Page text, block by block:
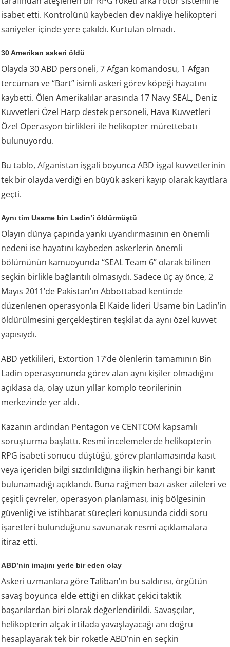
isabet etti. Kontrolünü kaybeden dev nakliye helikopteri
saniyeler içinde yere çakıldı. Kurtulan olmadı.
30 Amerikan askeri öldü
Olayda 30 ABD personeli, 7 Afgan komandosu, 1 Afgan
tercüman ve “Bart” isimli askeri görev köpeği hayatını
kaybetti. Ölen Amerikalılar arasında 17 Navy SEAL, Deniz
Kuvvetleri Özel Harp destek personeli, Hava Kuvvetleri
Özel Operasyon birlikleri ile helikopter mürettebatı
bulunuyordu.
Bu tablo,Afganistan işgali boyunca ABD işgal kuvvetlerinin
tek bir olayda verdiği en büyük askeri kayıp olarak kayıtlara
geçti.
Aynı tim Usame bin Ladin’i öldürmüştü
Olayın dünya çapında yankı uyandırmasının en önemli
nedeni ise hayatını kaybeden askerlerin önemli
bölümünün kamuoyunda “SEAL Team 6” olarak bilinen
seçkin birlikle bağlantılı olmasıydı. Sadece üç ay önce, 2
Mayıs 2011’de Pakistan’ın Abbottabad kentinde
düzenlenen operasyonla El Kaide lideri Usame bin Ladin’in
öldürülmesini gerçekleştiren teşkilat da aynı özel kuvvet
yapısıydı.
ABD yetkilileri, Extortion 17’de ölenlerin tamamının Bin
Ladin operasyonunda görev alan aynı kişiler olmadığını
açıklasa da, olay uzun yıllar komplo teorilerinin
merkezinde yer aldı.
Kazanın ardından Pentagon ve CENTCOM kapsamlı
soruşturma başlattı. Resmi incelemelerde helikopterin
RPG isabeti sonucu düştüğü, görev planlamasında kasıt
veya içeriden bilgi sızdırıldığına ilişkin herhangi bir kanıt
bulunamadığı açıklandı. Buna rağmen bazı asker aileleri ve
çeşitli çevreler, operasyon planlaması, iniş bölgesinin
güvenliği ve istihbarat süreçleri konusunda ciddi soru
işaretleri bulunduğunu savunarak resmi açıklamalara
itiraz etti.
ABD’nin imajını yerle bir eden olay
Askeri uzmanlara göre Taliban’ın bu saldırısı, örgütün
savaş boyunca elde ettiği en dikkat çekici taktik
başarılardan biri olarak değerlendirildi. Savaşçılar,
helikopterin alçak irtifada yavaşlayacağı anı doğru
hesaplayarak tek bir roketle ABD’nin en seçkin